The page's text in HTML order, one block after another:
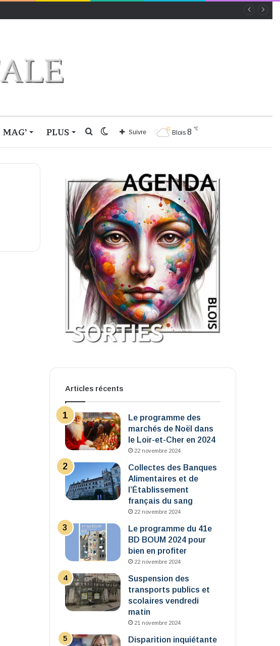
MAG’ PLUS Blois 8 ℃
Suivre
Switch
Rechercher
Articles récents
Le programme des
marchés de Noël dans
le Loir-et-Cher en 2024
22 novembre 2024
Collectes des Banques
Alimentaires et de
l’Établissement
français du sang
22 novembre 2024
Le programme du 41e
BD BOUM 2024 pour
bien en profiter
22 novembre 2024
Suspension des
transports publics et
scolaires vendredi
matin
21 novembre 2024
Disparition inquiétante